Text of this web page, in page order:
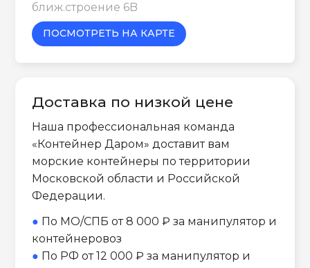
ближ.строение 6B
ПОСМОТРЕТЬ НА КАРТЕ
Доставка по низкой цене
Наша профессиональная команда
«Контейнер Даром» доставит вам
морские контейнеры по территории
Московской области и Российской
Федерации.
● По МО/СПБ от 8 000 ₽ за манипулятор и
контейнеровоз
● По РФ от 12 000 ₽ за манипулятор и